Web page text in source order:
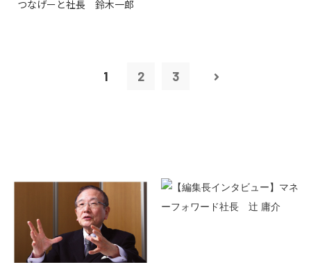
つなげーと社長 鈴木一郎
1 2 3